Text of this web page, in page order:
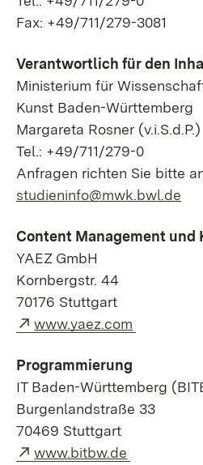
Fax: +49/711/279-3081
Verantwortlich für den
Ministerium für
Kunst Baden-Württemberg
Margareta Rosner (v.i.S.d.P.)
Tel.: +49/711/279-0
Anfragen richten Sie bitte
studieninfo@mwk.bwl.de
Content Management und
YAEZ GmbH
Kornbergstr. 44
70176 Stuttgart
Externer Link:
www.yaez.com
Programmierung
IT Baden-Württemberg
Burgenlandstraße 33
70469 Stuttgart
Externer Link:
www.bitbw.de